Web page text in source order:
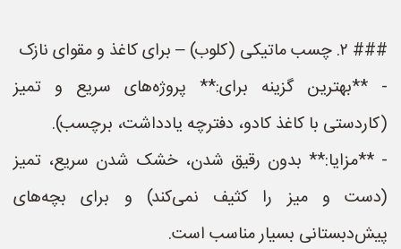
### ۲. چسب ماتیکی (کلوب) – برای کاغذ و مقوای نازک
- **بهترین گزینه برای:** پروژه‌های سریع و تمیز
(کاردستی با کاغذ کادو، دفترچه یادداشت، برچسب‌).
- **مزایا:** بدون رقیق شدن، خشک شدن سریع، تمیز
(دست و میز را کثیف نمی‌کند) و برای بچه‌های
پیش‌دبستانی بسیار مناسب است.